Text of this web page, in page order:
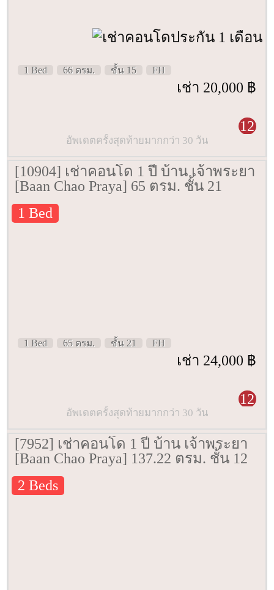
1 Bed 66 ตรม. ชั้น 15 FH
เช่า 20,000 ฿
12
อัพเดตครั้งสุดท้ายมากกว่า 30 วัน
[10904] เช่าคอนโด 1 ปี บ้าน เจ้าพระยา
[Baan Chao Praya] 65 ตรม. ชั้น 21
1 Bed
1 Bed 65 ตรม. ชั้น 21 FH
เช่า 24,000 ฿
12
อัพเดตครั้งสุดท้ายมากกว่า 30 วัน
[7952] เช่าคอนโด 1 ปี บ้าน เจ้าพระยา
[Baan Chao Praya] 137.22 ตรม. ชั้น 12
2 Beds